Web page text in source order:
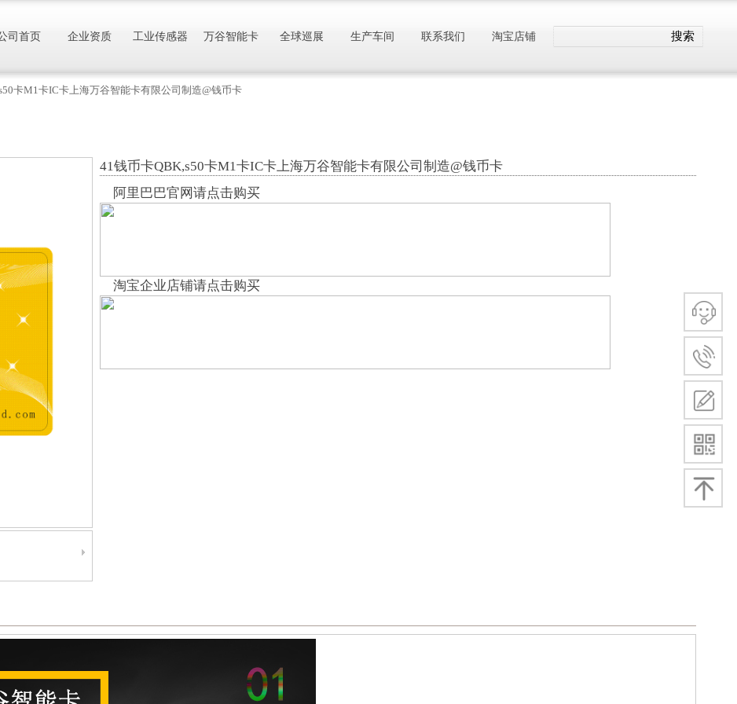
卡M1卡IC卡上海万谷智能卡有限公司制造@钱币卡
41钱币卡QBK,s50卡M1卡IC卡上海万谷智能卡有限公司制造@钱币卡
阿里巴巴官网请点击购买
淘宝企业店铺请点击购买
司首页 企业资质 工业传感器 万谷智能卡 全球巡展 生产车间 联系我们 淘宝店铺 搜索